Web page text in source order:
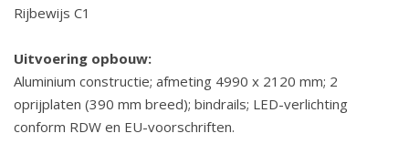
Rijbewijs C1
Uitvoering opbouw:
Aluminium constructie; afmeting 4990 x 2120 mm; 2
oprijplaten (390 mm breed); bindrails; LED-verlichting
conform RDW en EU-voorschriften.